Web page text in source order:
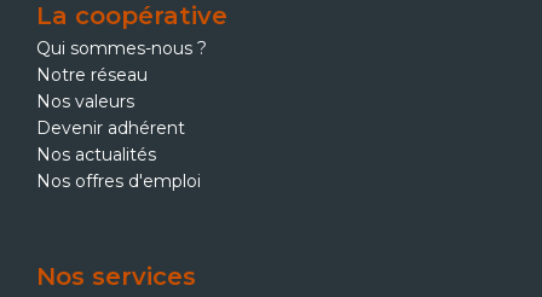
La coopérative
Qui sommes-nous ?
Notre réseau
Nos valeurs
Devenir adhérent
Nos actualités
Nos offres d'emploi
Nos services